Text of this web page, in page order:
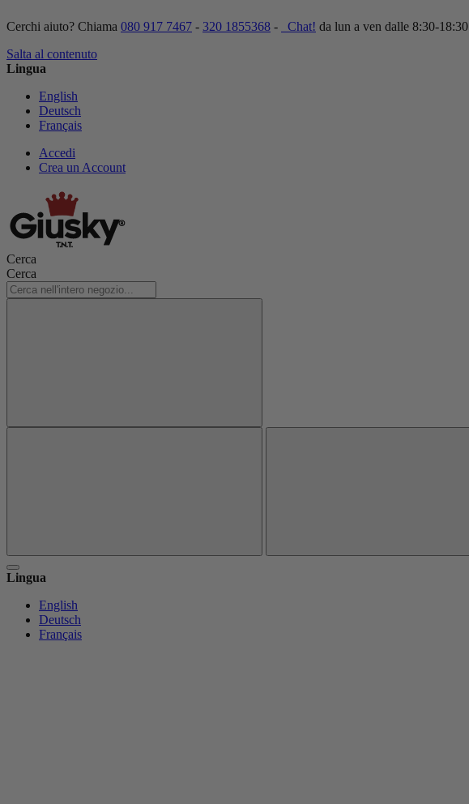
Cerchi aiuto? Chiama 080 917 7467 - 320 1855368 - Chat! da lun a ven dalle 8:30-18:30
Salta al contenuto
Lingua
English
Deutsch
Français
Accedi
Crea un Account
Cerca
Cerca
Lingua
English
Deutsch
Français